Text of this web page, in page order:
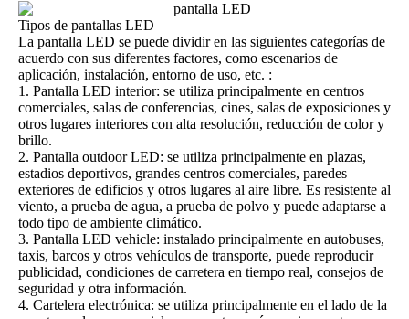
Tipos de pantallas LED
La pantalla LED se puede dividir en las siguientes categorías de
acuerdo con sus diferentes factores, como escenarios de
aplicación, instalación, entorno de uso, etc. :
1. Pantalla LED interior: se utiliza principalmente en centros
comerciales, salas de conferencias, cines, salas de exposiciones y
otros lugares interiores con alta resolución, reducción de color y
brillo.
2. Pantalla outdoor LED: se utiliza principalmente en plazas,
estadios deportivos, grandes centros comerciales, paredes
exteriores de edificios y otros lugares al aire libre. Es resistente al
viento, a prueba de agua, a prueba de polvo y puede adaptarse a
todo tipo de ambiente climático.
3. Pantalla LED vehicle: instalado principalmente en autobuses,
taxis, barcos y otros vehículos de transporte, puede reproducir
publicidad, condiciones de carretera en tiempo real, consejos de
seguridad y otra información.
4. Cartelera electrónica: se utiliza principalmente en el lado de la